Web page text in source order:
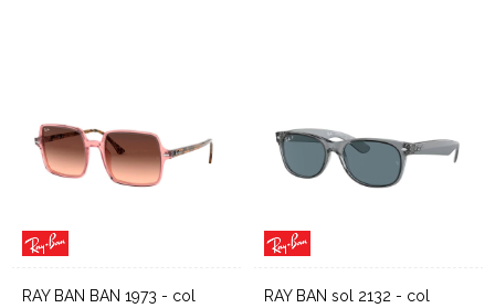
RAY BAN BAN 1973 - col
RAY BAN sol 2132 - col